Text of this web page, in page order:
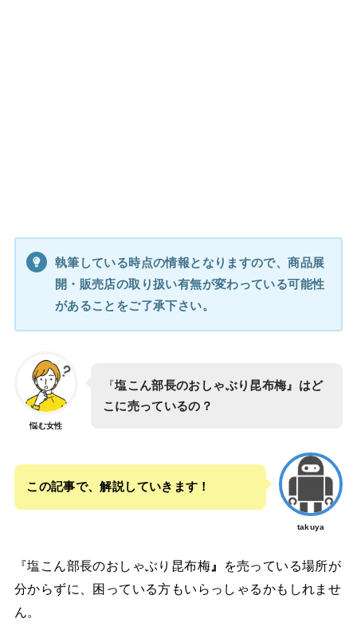
執筆している時点の情報となりますので、商品展
開・販売店の取り扱い有無が変わっている可能性
があることをご了承下さい。
悩む女性
『塩こん部長のおしゃぶり昆布梅』はど
こに売っているの？
takuya
この記事で、解説していきます！
『塩こん部長のおしゃぶり昆布梅 』
を売っている場所が
分からずに、困っている方もいらっしゃるかもしれませ
ん。